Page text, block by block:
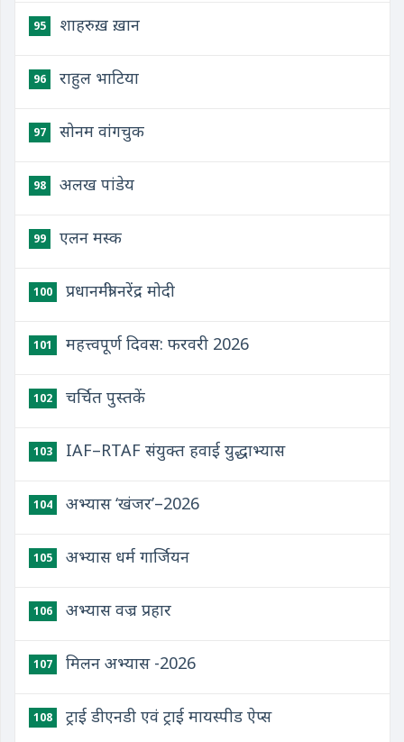
95 शाहरुख़ ख़ान
96 राहुल भाटिया
97 सोनम वांगचुक
98 अलख पांडेय
99 एलन मस्क
100 प्रधानमंत्री नरेंद्र मोदी
101 महत्त्वपूर्ण दिवस: फरवरी 2026
102 चर्चित पुस्तकें
103 IAF–RTAF संयुक्त हवाई युद्धाभ्यास
104 अभ्यास ‘खंजर’–2026
105 अभ्यास धर्म गार्जियन
106 अभ्यास वज्र प्रहार
107 मिलन अभ्यास -2026
108 ट्राई डीएनडी एवं ट्राई मायस्पीड ऐप्स